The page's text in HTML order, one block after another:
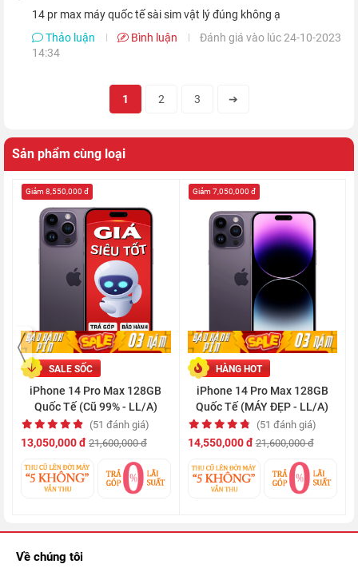
Bên cạnh đó, ngoài nâng cấp độ phân giải cho camera chính
thì Apple còn trang bị cho ống kính này cảm biến lớn hơn, cho
phép thiết bị thu được nhiều ánh sáng hơn.
Đi kèm với đó là sự cải tiến về thuật toán xử lý hình ảnh, giúp
14 pr max máy quốc tế sài sim vật lý đúng không ạ
Thảo luận
Bình luận
Đánh giá vào lúc 24-10-2023
14:34
1 2 3 ➔
Sản phẩm cùng loại
SALE SỐC
iPhone 14 Pro Max 128GB
Quốc Tế (Cũ 99% - LL/A)
(51 đánh giá)
13,050,000 đ 21,600,000 đ
Giảm 8,550,000 đ
HÀNG HOT
iPhone 14 Pro Max 128GB
Quốc Tế (MÁY ĐẸP - LL/A)
(51 đánh giá)
14,550,000 đ 21,600,000 đ
Giảm 7,050,000 đ
Về chúng tôi